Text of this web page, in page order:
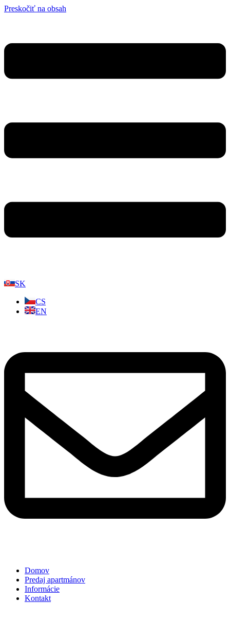
Preskočiť na obsah
SK
CS
EN
Domov
Predaj apartmánov
Informácie
Kontakt